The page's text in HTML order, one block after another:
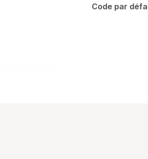
Code par